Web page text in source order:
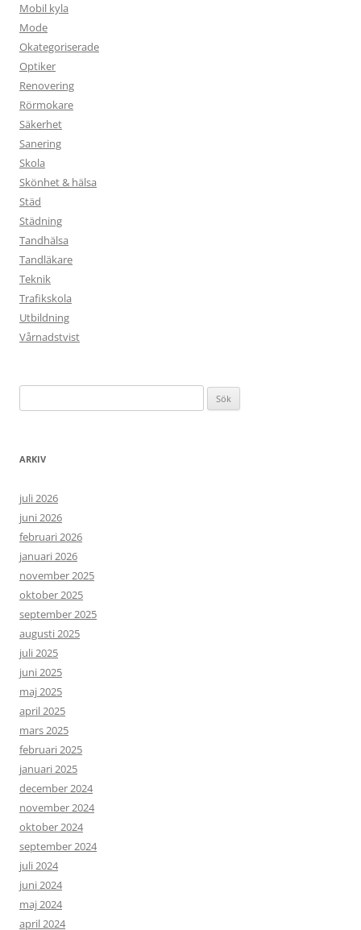
Mobil kyla
Mode
Okategoriserade
Optiker
Renovering
Rörmokare
Säkerhet
Sanering
Skola
Skönhet & hälsa
Städ
Städning
Tandhälsa
Tandläkare
Teknik
Trafikskola
Utbildning
Vårnadstvist
efter:
ARKIV
juli 2026
juni 2026
februari 2026
januari 2026
november 2025
oktober 2025
september 2025
augusti 2025
juli 2025
juni 2025
maj 2025
april 2025
mars 2025
februari 2025
januari 2025
december 2024
november 2024
oktober 2024
september 2024
juli 2024
juni 2024
maj 2024
april 2024